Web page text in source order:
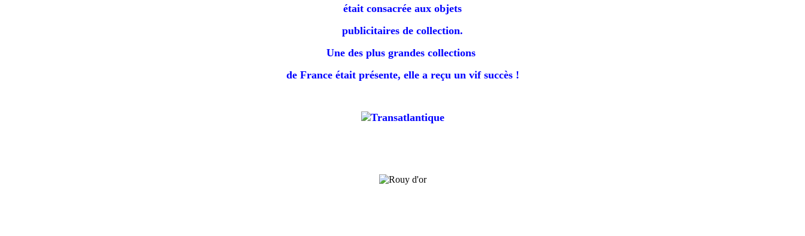
était consacrée aux objets
publicitaires de collection.
Une des plus grandes collections
de France était présente, elle a reçu un vif succès !